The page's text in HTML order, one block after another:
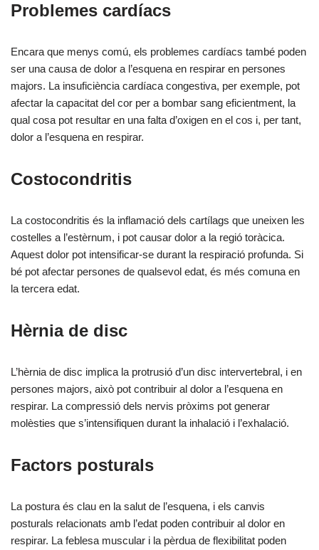
Problemes cardíacs
Encara que menys comú, els problemes cardíacs també poden
ser una causa de dolor a l’esquena en respirar en persones
majors. La insuficiència cardíaca congestiva, per exemple, pot
afectar la capacitat del cor per a bombar sang eficientment, la
qual cosa pot resultar en una falta d’oxigen en el cos i, per tant,
dolor a l’esquena en respirar.
Costocondritis
La costocondritis és la inflamació dels cartílags que uneixen les
costelles a l’estèrnum, i pot causar dolor a la regió toràcica.
Aquest dolor pot intensificar-se durant la respiració profunda. Si
bé pot afectar persones de qualsevol edat, és més comuna en
la tercera edat.
Hèrnia de disc
L’hèrnia de disc implica la protrusió d’un disc intervertebral, i en
persones majors, això pot contribuir al dolor a l’esquena en
respirar. La compressió dels nervis pròxims pot generar
molèsties que s’intensifiquen durant la inhalació i l’exhalació.
Factors posturals
La postura és clau en la salut de l’esquena, i els canvis
posturals relacionats amb l’edat poden contribuir al dolor en
respirar. La feblesa muscular i la pèrdua de flexibilitat poden